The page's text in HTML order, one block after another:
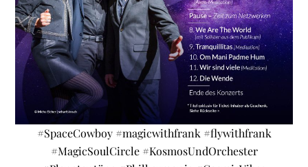
#SpaceCowboy #magicwithfrank #flywithfrank
#MagicSoulCircle #KosmosUndOrchester